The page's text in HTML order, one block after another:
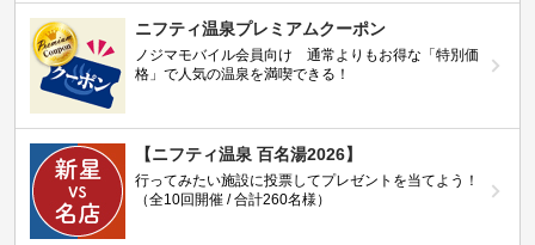
ニフティ温泉プレミアムクーポン
ノジマモバイル会員向け 通常よりもお得な「特別価
格」で人気の温泉を満喫できる！
【ニフティ温泉 百名湯2026】
行ってみたい施設に投票してプレゼントを当てよう！
（全10回開催 / 合計260名様）